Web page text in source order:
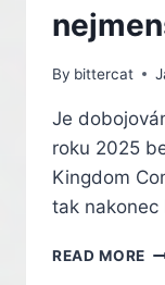
By bittercat
Je
roku 2025
Kingdom
tak nakonec
READ MORE